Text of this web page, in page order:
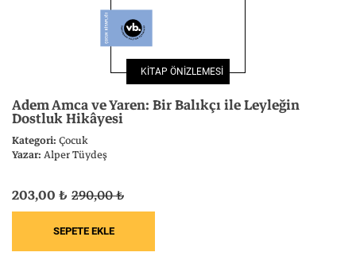
KİTAP ÖNİZLEMESİ
Adem Amca ve Yaren: Bir Balıkçı ile Leyleğin
Dostluk Hikâyesi
Kategori:Çocuk
Yazar:Alper Tüydeş
203,00 ₺ 290,00 ₺